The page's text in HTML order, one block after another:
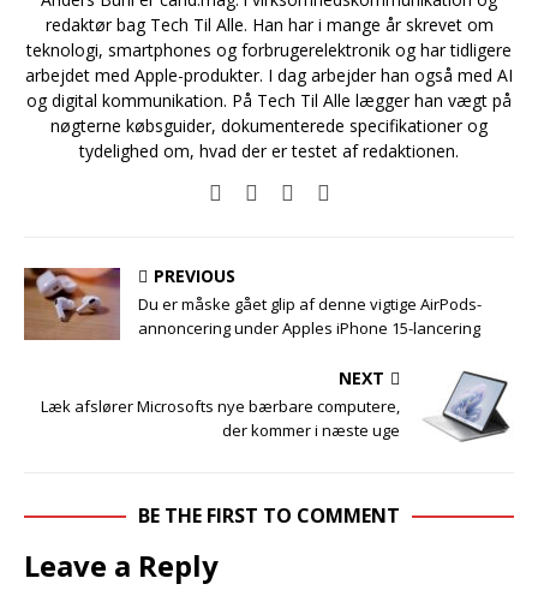
redaktør bag Tech Til Alle. Han har i mange år skrevet om
teknologi, smartphones og forbrugerelektronik og har tidligere
arbejdet med Apple-produkter. I dag arbejder han også med AI
og digital kommunikation. På Tech Til Alle lægger han vægt på
nøgterne købsguider, dokumenterede specifikationer og
tydelighed om, hvad der er testet af redaktionen.
PREVIOUS
Du er måske gået glip af denne vigtige AirPods-
annoncering under Apples iPhone 15-lancering
NEXT
Læk afslører Microsofts nye bærbare computere,
der kommer i næste uge
BE THE FIRST TO COMMENT
Leave a Reply